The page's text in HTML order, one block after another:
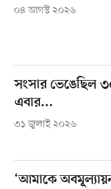
০৪ আগস্ট ২০২৬
সংসার ভেঙেছিল
এবার...
৩১ জুলাই ২০২৬
‘আমাকে